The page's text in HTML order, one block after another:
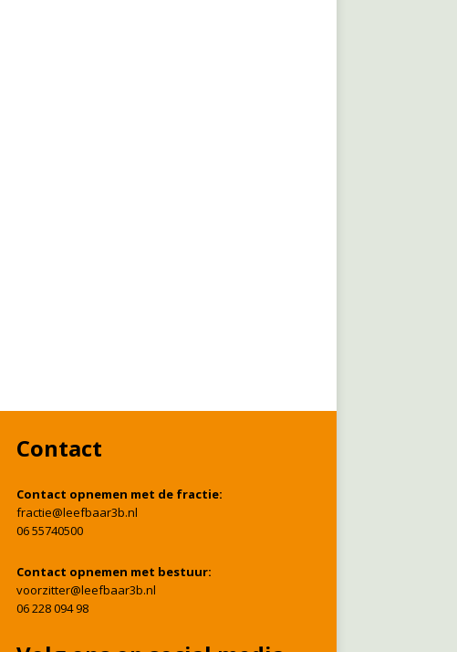
Contact
Contact opnemen met de fractie:
fractie@leefbaar3b.nl
06 55740500
Contact opnemen met bestuur:
voorzitter@leefbaar3b.nl
06 228 094 98